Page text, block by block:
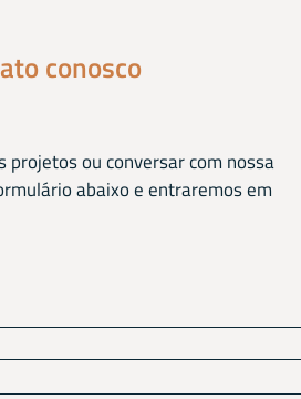
conosco
projetos ou conversar com nossa
abaixo e entraremos em